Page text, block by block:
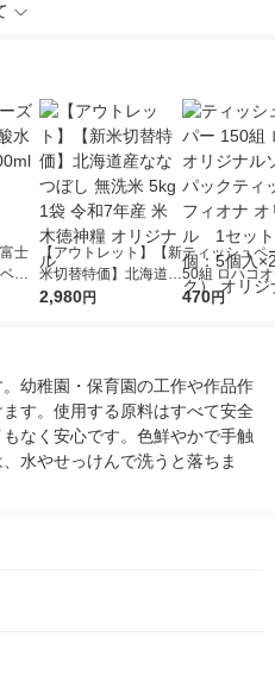
士
ル
24
【アウトレット】【新
米切替特価】北海道産
ななつぼし 無洗米 5k
2,980円
ティッシュペ
50組 ロハコ
ルソフトパッ
オリジナル
470円
幼稚園・保育園の工作や作品作
す。使用する原料はすべて安全
なく安心です。色鮮やかで手触
水やせっけんで洗うと落ちま